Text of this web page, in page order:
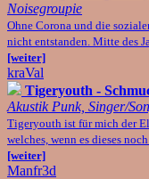
Noisegroupie
Ohne Corona und die
nicht entstanden. Mitte des
[weiter]
kraVal
Tigeryouth -
Akustik Punk, Singer/
Tigeryouth ist für mich der
welches, wenn es dieses
[weiter]
Manfr3d